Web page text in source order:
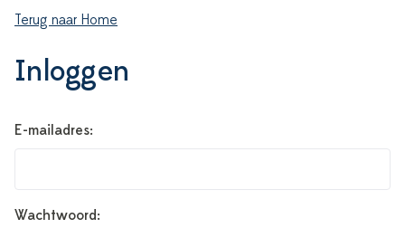
Terug naar Home
Inloggen
E-mailadres:
Wachtwoord: